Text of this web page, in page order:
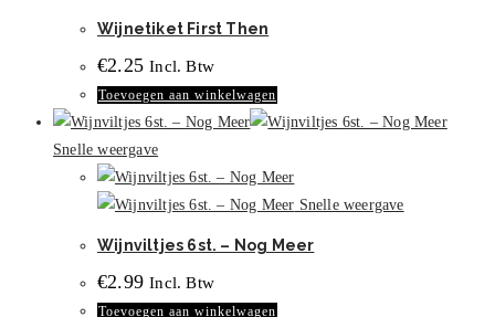
Wijnetiket First Then
€2.25 Incl. Btw
Toevoegen aan winkelwagen
Snelle weergave
Snelle weergave
Wijnviltjes 6st. – Nog Meer
€2.99 Incl. Btw
Toevoegen aan winkelwagen